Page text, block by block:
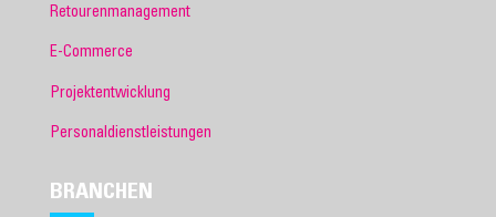
Retourenmanagement
E-Commerce
Projektentwicklung
Personaldienstleistungen
BRANCHEN